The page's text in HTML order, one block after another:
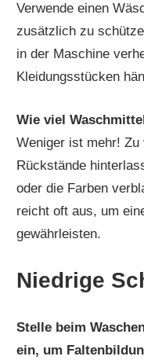
Verwende einen
zusätzlich zu
in der Maschine
Kleidungsstücken
Wie viel
Weniger ist mehr!
Rückstände
oder die Farben
reicht oft aus, um
gewährleisten.
Niedrige
Stelle beim
ein, um